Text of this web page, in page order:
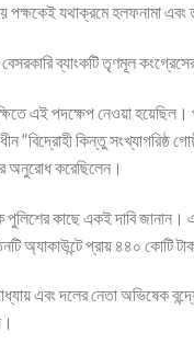
যথাক্রমে হলফনামা এবং
ব্যাংকটি তৃণমূল
এই পদক্ষেপ নেওয়া
“বিদ্রোহী কিন্তু সংখ্যাগরিষ্ঠ
অনুরোধ করেছিলেন।
কাছে একই দাবি জানান।
অ্যাকাউন্টে প্রায় ৪৪০ কোটি
এবং দলের নেতা অভিষেক